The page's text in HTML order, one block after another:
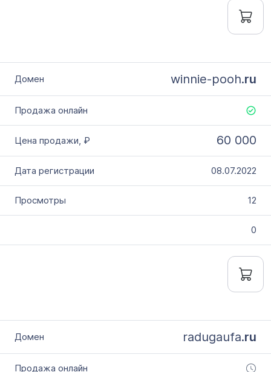
winnie-pooh.ru
60 000
08.07.2022
12
0
radugaufa.ru